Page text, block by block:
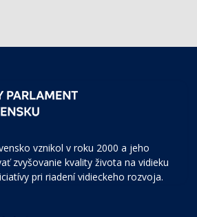
vznikol v roku 2000 a jeho
zvyšovanie kvality života na vidieku
pri riadení vidieckeho rozvoja.